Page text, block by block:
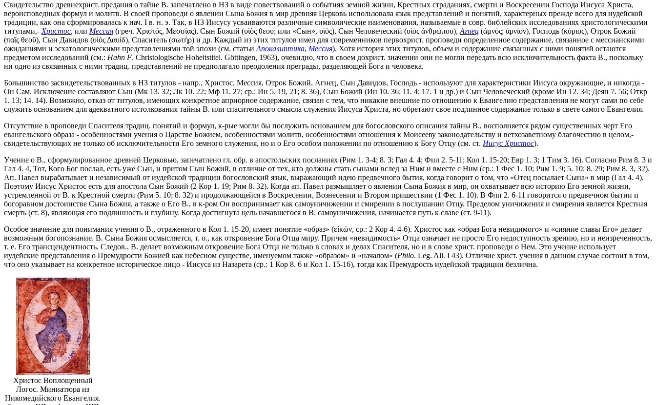
Свидетельство древнехрист. предания о тайне В. запечатлено в НЗ в виде повествований о событиях земной жизни, Крестных страданиях, смерти и Воскресении Господа Иисуса Христа,
вероисповедных формул и молитв. В своей проповеди о явлении Сына Божия в мир древняя Церковь использовала язык представлений и понятий, характерных прежде всего для иудейской
традиции, как она сформировалась к нач. I в. н. э. Так, в НЗ Иисусу усваиваются различные символические наименования, называемые в совр. библейских исследованиях христологическими
титулами,- Христос, или Мессия (греч. Χριστός, Μεσσίας), Сын Божий (υἱὸς θεου; или «Сын», υἱός), Сын Человеческий (υἱὸς ἀνθρώπου), Агнец (ἀμνός; ἀρνίον), Господь (κύριος), Отрок Божий
(παῖς θεοῦ), Сын Давидов (υἱὸς Δαυίδ), Спаситель (σωτήρ) и др. Каждый из этих титулов имел для современников первохрист. проповеди определенное содержание, связанное с мессианскими
ожиданиями и эсхатологическими представлениями той эпохи (см. статьи Апокалиптика, Мессия). Хотя история этих титулов, объем и содержание связанных с ними понятий остаются
предметом исследований (см.: Hahn F. Christologische Hoheitstitel. Göttingen, 1963), очевидно, что в своем дохрист. значении они не могли передать всю исключительность факта В., поскольку
ни одно из связанных с ними традиц. представлений не предполагало преодоления преграды, разделяющей Бога и человека.
Большинство засвидетельствованных в НЗ титулов - напр., Христос, Мессия, Отрок Божий, Агнец, Сын Давидов, Господь - используют для характеристики Иисуса окружающие, и никогда -
Он Сам. Исключение составляют Сын (Мк 13. 32; Лк 10. 22; Мф 11. 27; ср.: Ин 5. 19, 21; 8. 36), Сын Божий (Ин 10. 36; 11. 4; 17. 1 и др.) и Сын Человеческий (кроме Ин 12. 34; Деян 7. 56; Откр
1. 13; 14. 14). Возможно, отказ от титулов, имеющих конкретное априорное содержание, связан с тем, что никакие внешние по отношению к Евангелию представления не могут сами по себе
служить основанием для адекватного истолкования тайны В. или спасительного смысла служения Иисуса Христа, но обретают свое подлинное содержание только в свете самого Евангелия.
Отсутствие в проповеди Спасителя традиц. понятий и формул, к-рые могли бы послужить основанием для богословского описания тайны В., восполняется рядом существенных черт Его
евангельского образа - особенностями учения о Царстве Божием, особенностями молитв, особенностями отношения к Моисееву законодательству и ветхозаветному благочестию в целом,-
свидетельствующих не только об исключительности Его земного служения, но и о Его особом положении по отношению к Богу Отцу (см. ст. Иисус Христос).
Учение о В., сформулированное древней Церковью, запечатлено гл. обр. в апостольских посланиях (Рим 1. 3-4; 8. 3; Гал 4. 4; Фил 2. 5-11; Кол 1. 15-20; Евр 1. 3; 1 Тим 3. 16). Согласно Рим 8. 3 и
Гал 4. 4, Тот, Кого Бог послал, есть уже Сын, и притом Сын Божий, в отличие от тех, кто должны стать сынами вслед за Ним и вместе с Ним (ср.: 1 Фес 1. 10; Рим 1. 9; 5. 10; 8. 29; Рим 8. 3, 32).
Ап. Павел вырабатывает и независимый от иудейской традиции богословский язык, выражающий идею предвечного бытия, когда говорит о том, что «Отец посылает Сына» в мир (Гал 4. 4).
Поэтому Иисус Христос есть для апостола Сын Божий (2 Кор 1. 19; Рим 8. 32). Когда ап. Павел размышляет о явлении Сына Божия в мир, он охватывает всю историю Его земной жизни,
устремленной от В. к Крестной смерти (Рим 5. 10; 8. 32) и продолжающейся в Воскресении, Вознесении и Втором пришествии (1 Фес 1. 10). В Флп 2. 6-11 говорится о предвечном бытии и
богоравном достоинстве Сына Божия, а также о Его В., в к-ром Он воспринимает как самоуничижении и смирении в послушании Отцу. Пределом уничижения и смирения является Крестная
смерть (ст. 8), являющая его подлинность и глубину. Когда достигнута цель начавшегося в В. самоуничижения, начинается путь к славе (ст. 9-11).
Особое значение для понимания учения о В., отраженного в Кол 1. 15-20, имеет понятие «образ» (εἰκών, ср.: 2 Кор 4. 4-6). Христос как «образ Бога невидимого» и «сияние славы Его» делает
возможным богопознание. В. Сына Божия осмысляется, т. о., как откровение Бога Отца миру. Причем «невидимость» Отца означает не просто Его недоступность зрению, но и неизреченность,
т. е. Его трансцендентность. Следов., В. делает возможным откровение Бога Отца не только в словах и делах Спасителя, но и в слове христ. проповеди о Нем. Это учение использует
иудейские представления о Премудрости Божией как небесном существе, именуемом также «образом» и «началом» (Philo. Leg. All. I 43). Отличие христ. учения в данном случае состоит в том,
что оно указывает на конкретное историческое лицо - Иисуса из Назарета (ср.: 1 Кор 8. 6 и Кол 1. 15-16), тогда как Премудрость иудейской традиции безлична.
Христос Воплощенный
Логос. Миниатюра из
Никомедийского Евангелия.